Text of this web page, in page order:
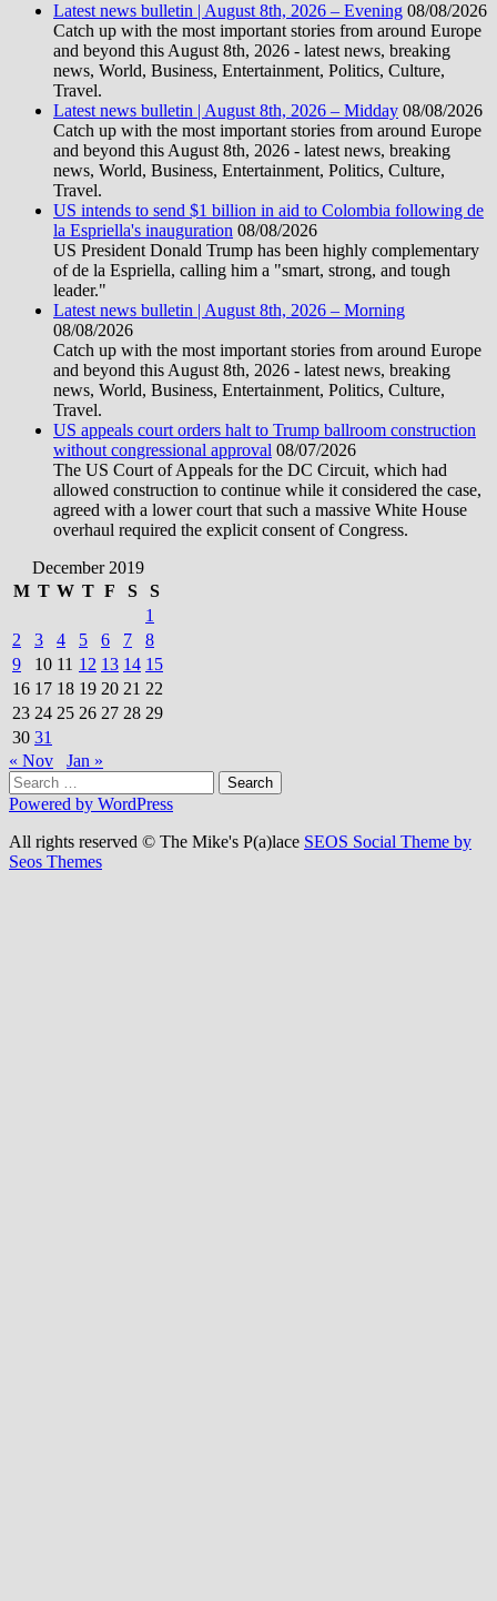
Latest news bulletin | August 8th, 2026 – Evening 08/08/2026
Catch up with the most important stories from around Europe
and beyond this August 8th, 2026 - latest news, breaking
news, World, Business, Entertainment, Politics, Culture,
Travel.
Latest news bulletin | August 8th, 2026 – Midday 08/08/2026
Catch up with the most important stories from around Europe
and beyond this August 8th, 2026 - latest news, breaking
news, World, Business, Entertainment, Politics, Culture,
Travel.
US intends to send $1 billion in aid to Colombia following de
la Espriella's inauguration 08/08/2026
US President Donald Trump has been highly complementary
of de la Espriella, calling him a "smart, strong, and tough
leader."
Latest news bulletin | August 8th, 2026 – Morning
08/08/2026
Catch up with the most important stories from around Europe
and beyond this August 8th, 2026 - latest news, breaking
news, World, Business, Entertainment, Politics, Culture,
Travel.
US appeals court orders halt to Trump ballroom construction
without congressional approval 08/07/2026
The US Court of Appeals for the DC Circuit, which had
allowed construction to continue while it considered the case,
agreed with a lower court that such a massive White House
overhaul required the explicit consent of Congress.
December 2019
M T W T F S
S
1
2
3 4 5 6 7
8
9
10 11 12 13 14 15
16 17 18 19 20 21 22
23 24 25 26 27 28 29
30 31
« Nov
Jan »
Search
for:
Powered by WordPress
All rights reserved © The Mike's P(a)lace SEOS Social Theme by
Seos Themes